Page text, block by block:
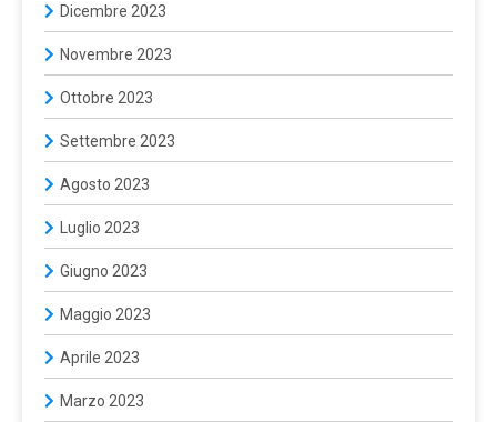
Dicembre 2023
Novembre 2023
Ottobre 2023
Settembre 2023
Agosto 2023
Luglio 2023
Giugno 2023
Maggio 2023
Aprile 2023
Marzo 2023